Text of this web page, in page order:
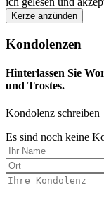
Kondolenzen
Hinterlassen Sie
und Trostes.
Kondolenz schreiben
Es sind noch keine